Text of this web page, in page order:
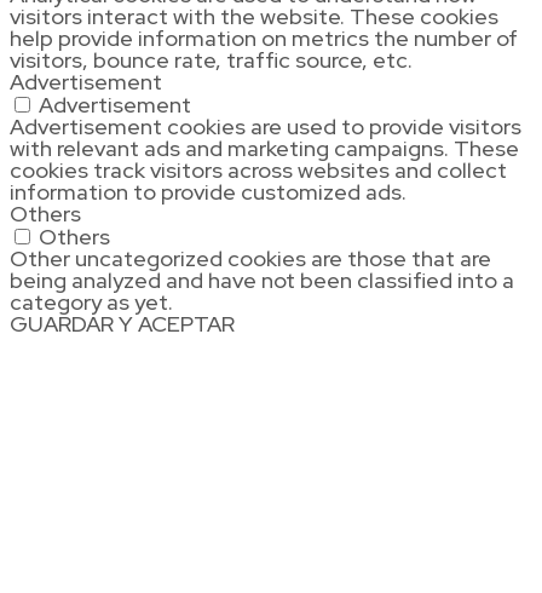
visitors interact with the website. These cookies
help provide information on metrics the number of
visitors, bounce rate, traffic source, etc.
Advertisement
Advertisement
Advertisement cookies are used to provide visitors
with relevant ads and marketing campaigns. These
cookies track visitors across websites and collect
information to provide customized ads.
Others
Others
Other uncategorized cookies are those that are
being analyzed and have not been classified into a
category as yet.
GUARDAR Y ACEPTAR